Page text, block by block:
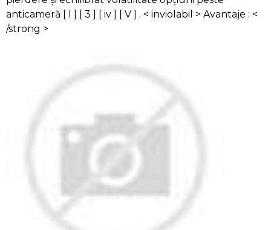
anticameră [ I ] [ 3 ] [ iv ] [ V ] . < inviolabil > Avantaje : <
/strong >